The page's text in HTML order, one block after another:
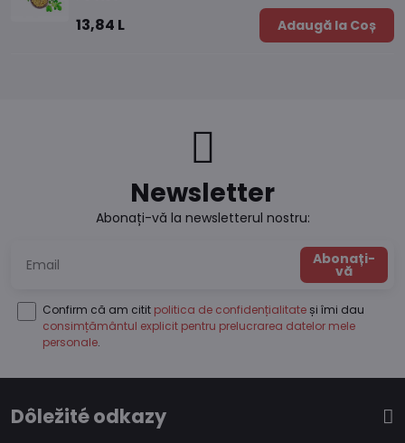
13,84 L Adaugă la Coș
Newsletter
Abonați-vă la newsletterul nostru:
Abonați-
vă
Confirm că am citit politica de confidențialitate și îmi dau
consimțământul explicit pentru prelucrarea datelor mele
personale.
Dôležité odkazy